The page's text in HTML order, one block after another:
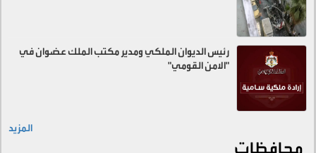
رئيس الديوان الملكي ومدير مكتب الملك عضوان في
"الامن القومي"
المزيد
محافظات